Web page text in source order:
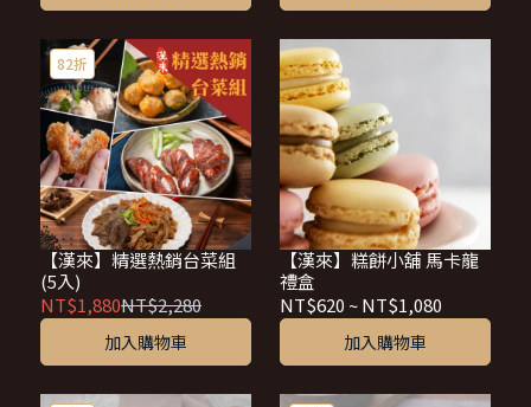
82折
【漢來】精選熱銷台菜組
(5入)
NT$1,880NT$2,280
加入購物車
【漢來】糕餅小舖 馬卡龍
禮盒
NT$620 ~NT$1,080
加入購物車